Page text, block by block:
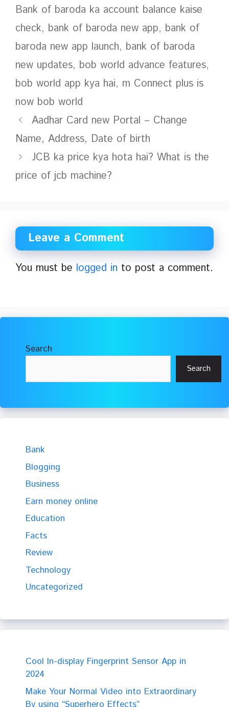
Bank of baroda ka account balance kaise
check, bank of baroda new app, bank of
baroda new app launch, bank of baroda
new updates, bob world advance features,
bob world app kya hai, m Connect plus is
now bob world
Aadhar Card new Portal – Change
Name, Address, Date of birth
JCB ka price kya hota hai? What is the
price of jcb machine?
Leave a Comment
You must be logged in to post a comment.
Search
Search
Bank
Blogging
Business
Earn money online
Education
Facts
Review
Technology
Uncategorized
Cool In-display Fingerprint Sensor App in
2024
Make Your Normal Video into Extraordinary
By using “Superhero Effects”